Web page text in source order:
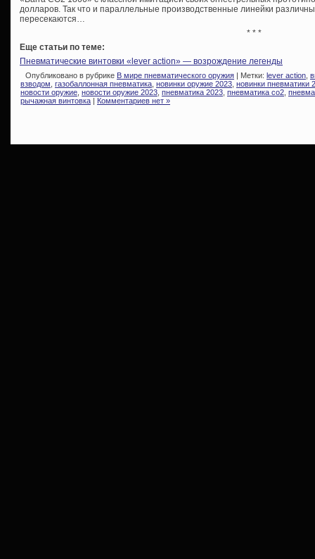
долларов. Так что и параллельные производственные линейки
пересекаются…
* * *
Еще статьи по теме:
Пневматические винтовки «lever action» — возрождение легенды
Опубликовано в рубрике В мире пневматического оружия | Метки: lever action
взводом газобаллонная пневматика новинки оружие 2023 новинки пневматики
новости оружие новости оружие 2023 пневматика 2023 пневматика со2
рычажная винтовка | Комментариев нет »